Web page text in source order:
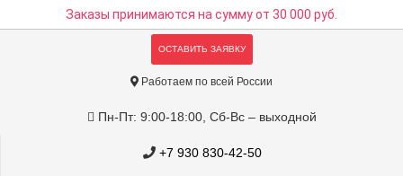
Заказы принимаются на суммуот 30 000 руб.
ОСТАВИТЬ ЗАЯВКУ
Работаем по всей России
Пн-Пт: 9:00-18:00, Сб-Вс – выходной
+7 930 830-42-50